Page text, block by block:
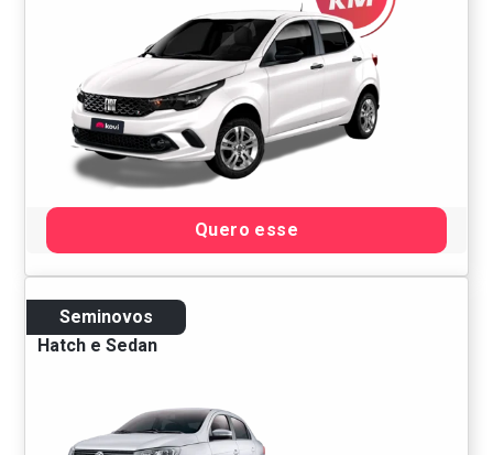
Quero esse
Seminovos
Hatch e Sedan